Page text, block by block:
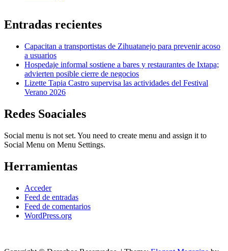
Entradas recientes
Capacitan a transportistas de Zihuatanejo para prevenir acoso
a usuarios
Hospedaje informal sostiene a bares y restaurantes de Ixtapa;
advierten posible cierre de negocios
Lizette Tapia Castro supervisa las actividades del Festival
Verano 2026
Redes Soaciales
Social menu is not set. You need to create menu and assign it to
Social Menu on Menu Settings.
Herramientas
Acceder
Feed de entradas
Feed de comentarios
WordPress.org